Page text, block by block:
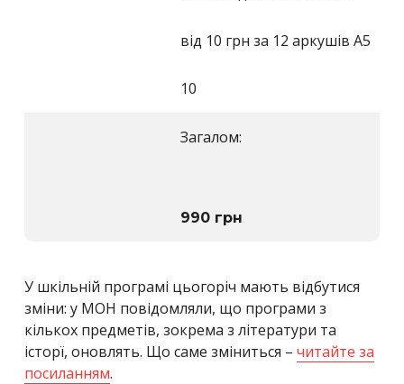
від 10 грн за 12 аркушів А5
10
Загалом:
990 грн
У шкільній програмі цьогоріч мають відбутися
зміни: у МОН повідомляли, що програми з
кількох предметів, зокрема з літератури та
історї, оновлять. Що саме зміниться – читайте за
посиланням.